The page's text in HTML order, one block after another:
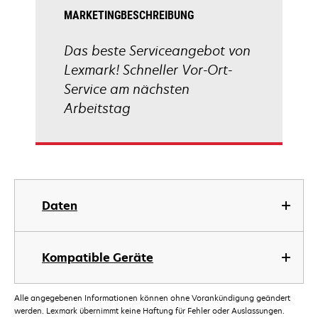
Daten
Kompatible Geräte
MARKETINGBESCHREIBUNG
Das beste Serviceangebot von
Lexmark! Schneller Vor-Ort-
Service am nächsten
Arbeitstag
Alle angegebenen Informationen können ohne Vorankündigung geändert
werden. Lexmark übernimmt keine Haftung für Fehler oder Auslassungen.